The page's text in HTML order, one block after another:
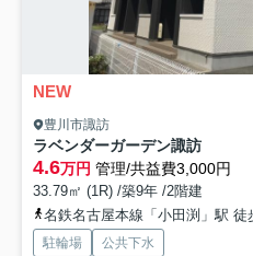
NEW
豊川市諏訪
ラベンダーガーデン諏訪
4.6万円 管理/共益費3,000円
33.79㎡ (1R) /築9年 /2階建
名鉄名古屋本線「小田渕」駅 徒
駐輪場 公共下水